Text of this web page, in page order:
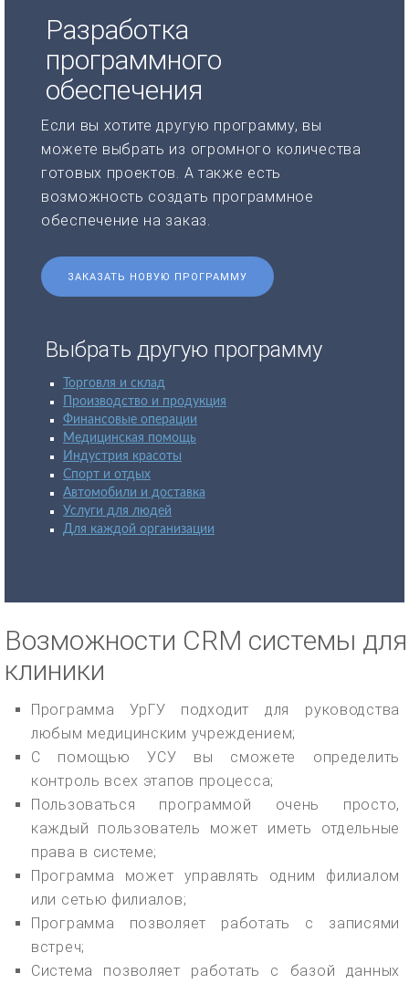
Разработка
программного
обеспечения
Если вы хотите другую программу, вы
можете выбрать из огромного количества
готовых проектов. А также есть
возможность создать программное
обеспечение на заказ.
ЗАКАЗАТЬ НОВУЮ ПРОГРАММУ
Выбрать другую программу
Торговля и склад
Производство и продукция
Финансовые операции
Медицинская помощь
Индустрия красоты
Спорт и отдых
Автомобили и доставка
Услуги для людей
Для каждой организации
Возможности CRM системы для
клиники
Программа УрГУ подходит для руководства
любым медицинским учреждением;
С помощью УСУ вы сможете определить
контроль всех этапов процесса;
Пользоваться программой очень просто,
каждый пользователь может иметь отдельные
права в системе;
Программа может управлять одним филиалом
или сетью филиалов;
Программа позволяет работать с записями
встреч;
Система позволяет работать с базой данных